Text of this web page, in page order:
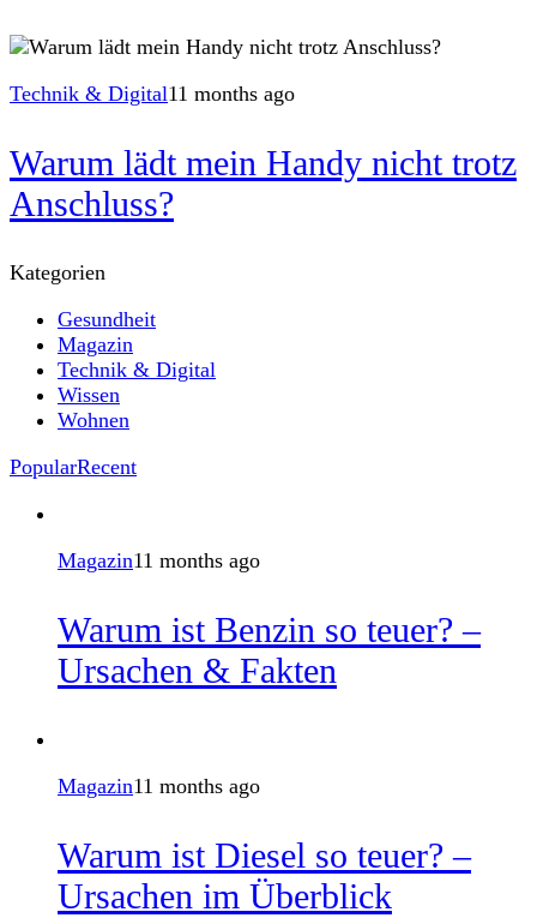
Technik & Digital11 months ago
Warum lädt mein Handy nicht trotz
Anschluss?
Kategorien
Gesundheit
Magazin
Technik & Digital
Wissen
Wohnen
PopularRecent
Magazin11 months ago
Warum ist Benzin so teuer? –
Ursachen & Fakten
Magazin11 months ago
Warum ist Diesel so teuer? –
Ursachen im Überblick